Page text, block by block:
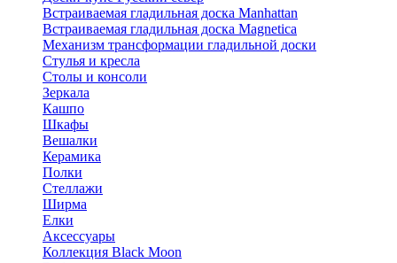
Встраиваемая гладильная доска Manhattan
Встраиваемая гладильная доска Magnetica
Механизм трансформации гладильной доски
Стyлья и кресла
Столы и консоли
Зеркала
Кашпо
Шкафы
Вешалки
Керамика
Полки
Стеллажи
Ширма
Елки
Аксессуары
Коллекция Black Moon